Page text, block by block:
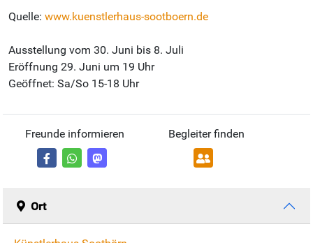
Quelle: www.kuenstlerhaus-sootboern.de
Ausstellung vom 30. Juni bis 8. Juli
Eröffnung 29. Juni um 19 Uhr
Geöffnet: Sa/So 15-18 Uhr
Freunde informieren Begleiter finden
Ort